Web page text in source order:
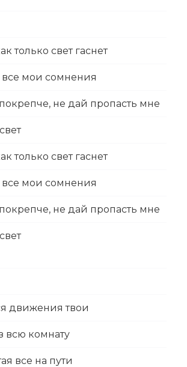
только свет гаснет
все мои сомнения
не дай пропасть мне
только свет гаснет
все мои сомнения
не дай пропасть мне
движения твои
всю комнату
все на пути